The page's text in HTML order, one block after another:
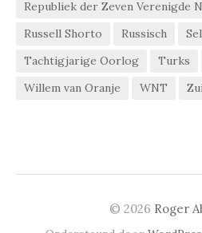
Republiek der Zeven Verenigde
Russell Shorto
Russisch
Tachtigjarige Oorlog
Turks
Willem van Oranje
WNT
© 2026 Roger